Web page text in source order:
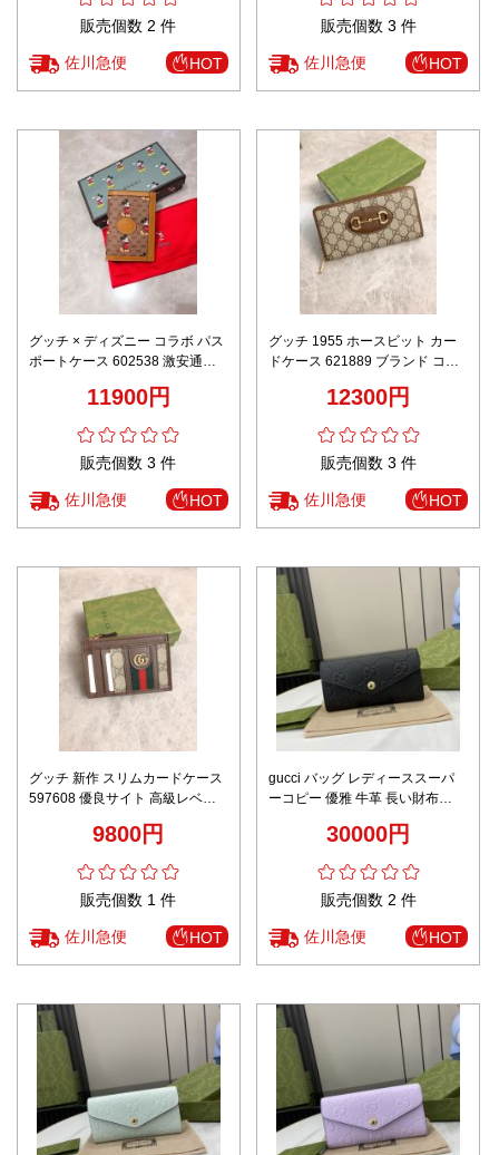
販売個数 2 件
佐川急便 HOT
販売個数 3 件
佐川急便 HOT
グッチ × ディズニー コラボ パス
ポートケース 602538 激安通販
度 発送保証11900円
販売個数 3 件
佐川急便 HOT
グッチ 1955 ホースビット カー
ドケース 621889 ブランド コピ
ル 高再現度 発送保証
12300円
販売個数 3 件
佐川急便 HOT
グッチ 新作 スリムカードケース
597608 優良サイト 高級レベル
9800円
販売個数 1 件
佐川急便 HOT
gucci バッグ レディーススーパ
ーコピー 優雅 牛革 長い財布
バッグ ブラック
30000円
販売個数 2 件
佐川急便 HOT